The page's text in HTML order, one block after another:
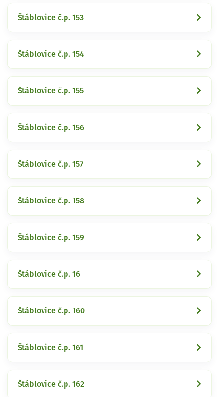
Štáblovice č.p. 153
Štáblovice č.p. 154
Štáblovice č.p. 155
Štáblovice č.p. 156
Štáblovice č.p. 157
Štáblovice č.p. 158
Štáblovice č.p. 159
Štáblovice č.p. 16
Štáblovice č.p. 160
Štáblovice č.p. 161
Štáblovice č.p. 162